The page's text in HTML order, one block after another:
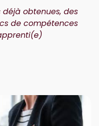
obtenues, des
de compétences